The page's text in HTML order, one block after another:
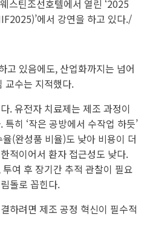
스틴조선호텔에서 열린 ‘2025
에서 강연을 하고 있다./
고 있음에도, 산업화까지는 넘어
교수는 지적했다.
. 유전자 치료제는 제조 과정이
히 ‘작은 공방에서 수작업 하듯’
(완성품 비율)도 낮아 비용이 더
적이어서 환자 접근성도 낮다.
여 후 장기간 추적 관찰이 필요
돌로 꼽힌다.
하려면 제조 공정 혁신이 필수적